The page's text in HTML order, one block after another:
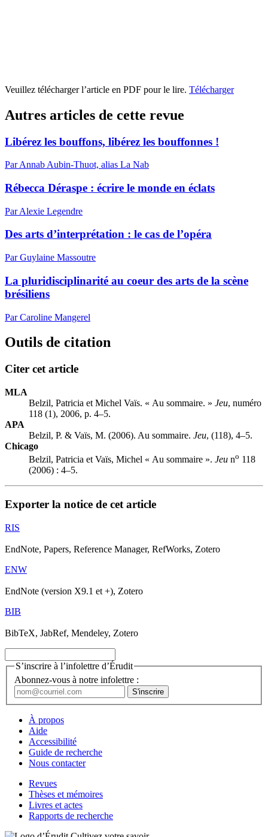
Veuillez télécharger l’article en PDF pour le lire. Télécharger
Autres articles de cette revue
Libérez les bouffons, libérez les bouffonnes !
Par Annab Aubin-Thuot, alias La Nab
Rébecca Déraspe : écrire le monde en éclats
Par Alexie Legendre
Des arts d’interprétation : le cas de l’opéra
Par Guylaine Massoutre
La pluridisciplinarité au coeur des arts de la scène
brésiliens
Par Caroline Mangerel
Outils de citation
Citer cet article
MLA
Belzil, Patricia et Michel Vaïs. « Au sommaire. » Jeu, numéro
118 (1), 2006, p. 4–5.
APA
Belzil, P. & Vaïs, M. (2006). Au sommaire. Jeu, (118), 4–5.
Chicago
Belzil, Patricia et Vaïs, Michel « Au sommaire ». Jeu no 118
(2006) : 4–5.
Exporter la notice de cet article
RIS
EndNote, Papers, Reference Manager, RefWorks, Zotero
ENW
EndNote (version X9.1 et +), Zotero
BIB
BibTeX, JabRef, Mendeley, Zotero
S’inscrire à l’infolettre d’Érudit
Abonnez-vous à notre infolettre :
À propos
Aide
Accessibilité
Guide de recherche
Nous contacter
Revues
Thèses et mémoires
Livres et actes
Rapports de recherche